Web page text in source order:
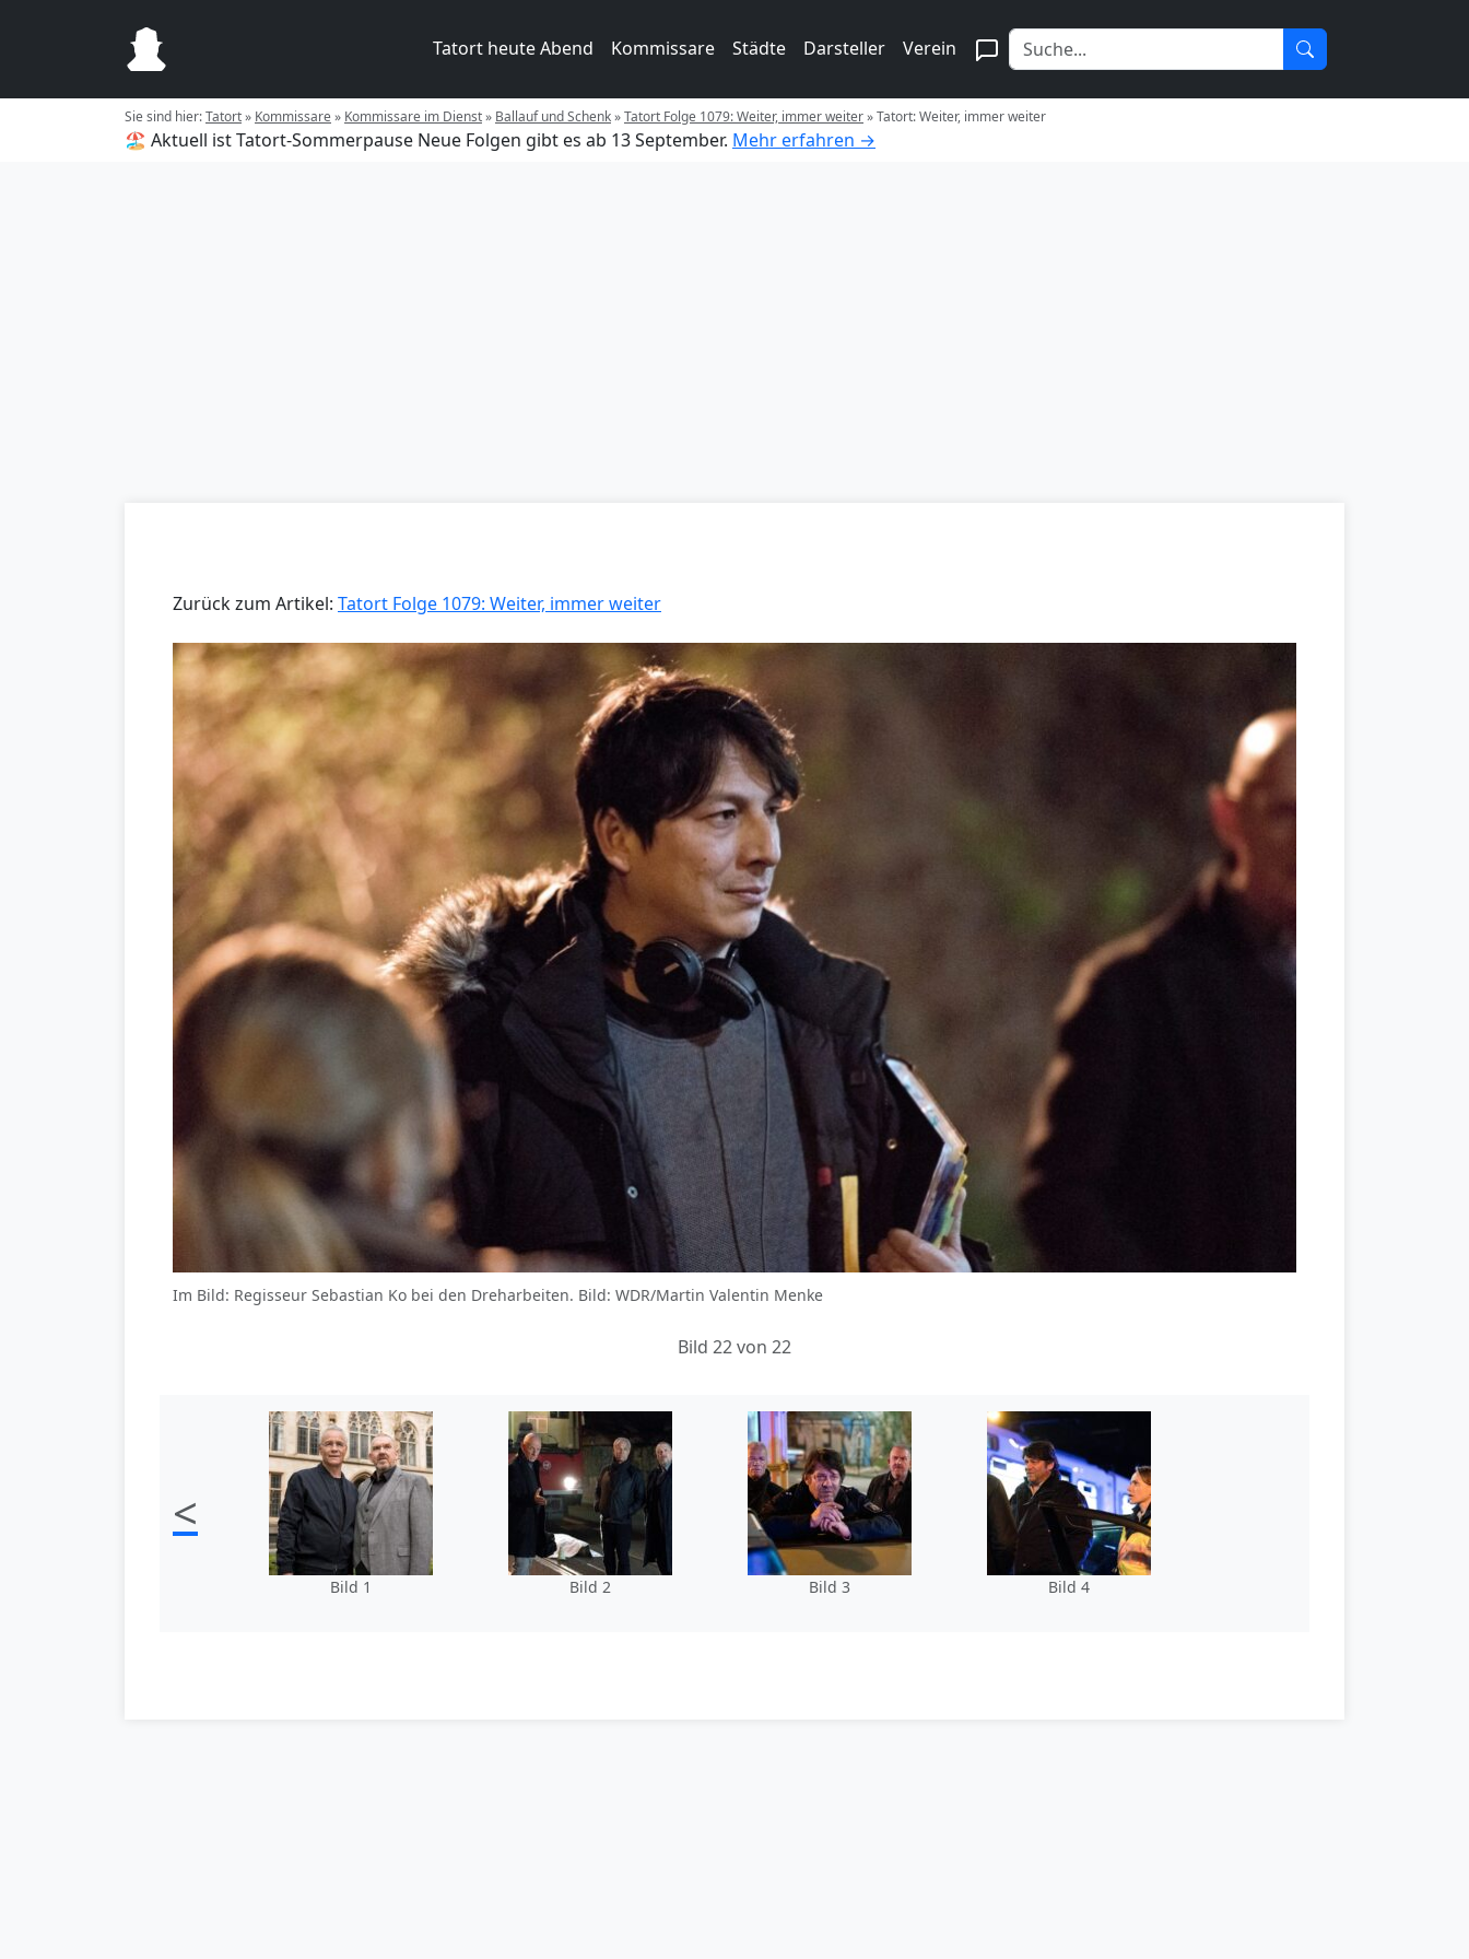
Tatort heute Abend Kommissare Städte Darsteller Verein
Sie sind hier:Tatort» Kommissare» Kommissare im Dienst» Ballauf und Schenk»Tatort Folge 1079: Weiter, immer weiter»Tatort: Weiter, immer weiter
🏖️ Aktuell ist Tatort-Sommerpause Neue Folgen gibt es ab 13 September. Mehr erfahren →
Zurück zum Artikel: Tatort Folge 1079: Weiter, immer weiter
Im Bild: Regisseur Sebastian Ko bei den Dreharbeiten. Bild: WDR/Martin Valentin Menke
Bild 22 von 22
<
Bild 1 Bild 2 Bild 3 Bild 4